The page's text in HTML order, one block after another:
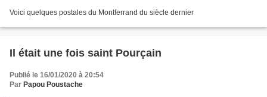
Voici quelques postales du Montferrand du siècle dernier
Il était une fois saint Pourçain
Publié le 16/01/2020 à 20:54
Par Papou Poustache